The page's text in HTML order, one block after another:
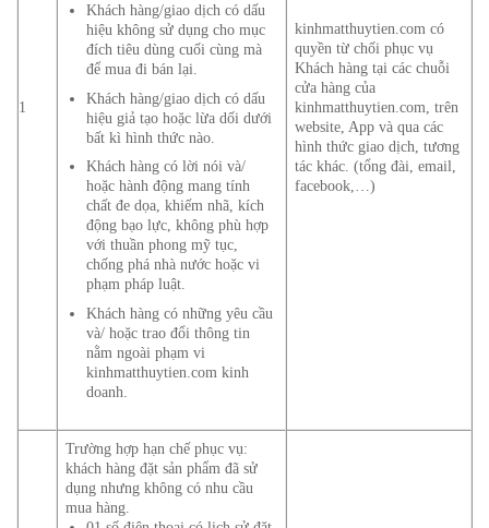
1
Khách hàng/giao dịch có dấu
hiệu không sử dụng cho mục
đích tiêu dùng cuối cùng mà
để mua đi bán lại.
Khách hàng/giao dịch có dấu
hiệu giả tạo hoặc lừa dối dưới
bất kì hình thức nào.
Khách hàng có lời nói và/
hoặc hành động mang tính
chất đe dọa, khiếm nhã, kích
động bạo lực, không phù hợp
với thuần phong mỹ tục,
chống phá nhà nước hoặc vi
phạm pháp luật.
Khách hàng có những yêu cầu
và/ hoặc trao đổi thông tin
nằm ngoài phạm vi
kinhmatthuytien.com kinh
doanh.
kinhmatthuytien.com có
quyền từ chối phục vụ
Khách hàng tại các chuỗi
cửa hàng của
kinhmatthuytien.com, trên
website, App và qua các
hình thức giao dịch, tương
tác khác. (tổng đài, email,
facebook,…)
Trường hợp hạn chế phục vụ:
khách hàng đặt sản phẩm đã sử
dụng nhưng không có nhu cầu
mua hàng.